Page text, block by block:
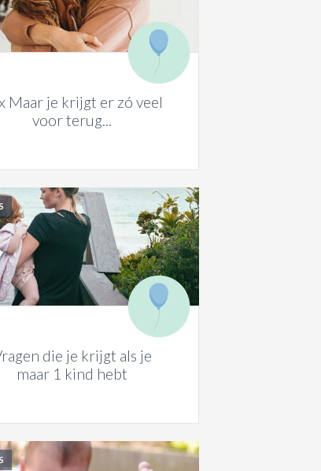
Maar je krijgt er zó veel
voor terug...
die je krijgt als je
maar 1 kind hebt